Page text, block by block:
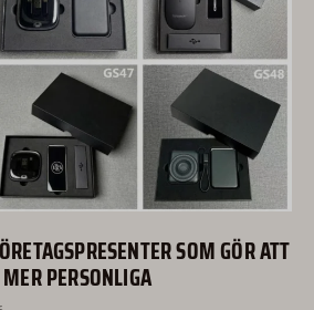
SOM GÖR ATT
PERSONLIGA